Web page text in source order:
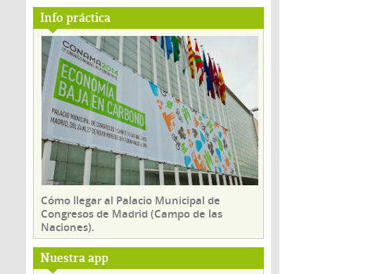
Info práctica
Cómo llegar al Palacio Municipal de
Congresos de Madrid (Campo de las
Naciones).
Nuestra app